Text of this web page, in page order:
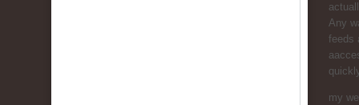
Any
feeds
my